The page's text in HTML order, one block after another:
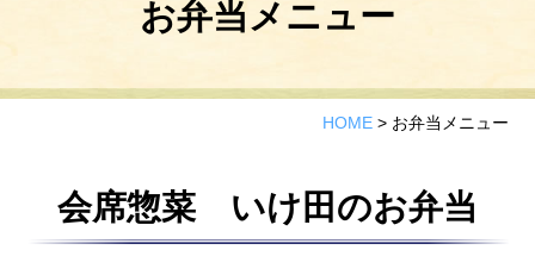
このサイトの使い方
店舗案内
サイトマップ
お弁当メニュー
HOME> お弁当メニュー
会席惣菜 いけ田のお弁当